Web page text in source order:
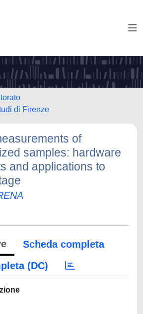
di Firenze
of
samples: hardware
and applications to
Scheda completa
(DC)